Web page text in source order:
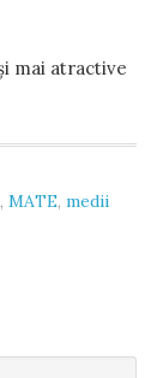
mai atractive
,MATE,medii